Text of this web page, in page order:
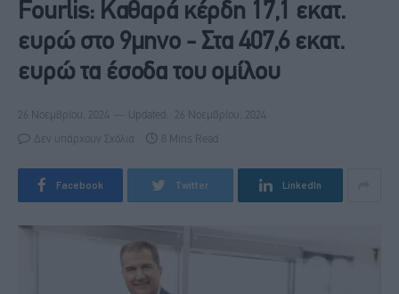
Fourlis: Καθαρά κέρδη 17,1 εκατ.
ευρώ στο 9μηνο - Στα 407,6 εκατ.
ευρώ τα έσοδα του ομίλου
26 Νοεμβρίου, 2024 Updated: 26 Νοεμβρίου, 2024
Δεν υπάρχουν Σχόλια 8 Mins Read
Facebook Twitter LinkedIn